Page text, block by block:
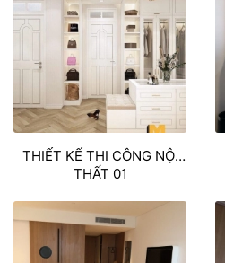
THIẾT KẾ THI CÔNG NỘI
THẤT 01